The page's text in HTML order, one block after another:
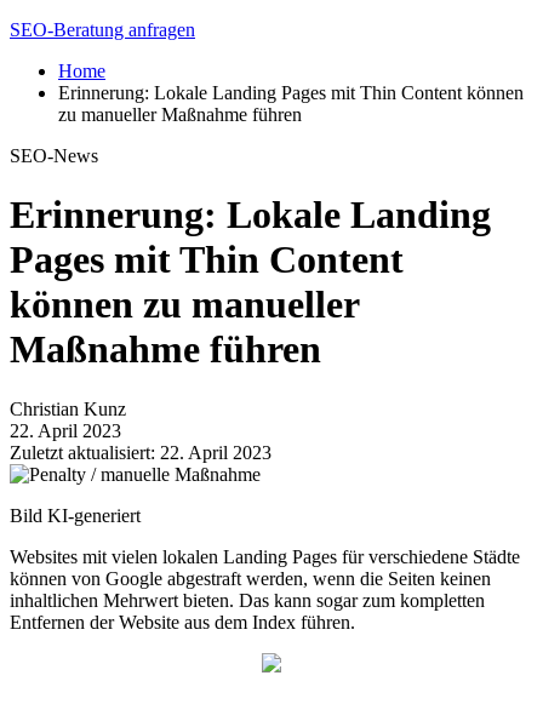
SEO-Beratung anfragen
Home
Erinnerung: Lokale Landing Pages mit Thin Content können
zu manueller Maßnahme führen
SEO-News
Erinnerung: Lokale Landing
Pages mit Thin Content
können zu manueller
Maßnahme führen
Christian Kunz
22. April 2023
Zuletzt aktualisiert: 22. April 2023
Bild KI-generiert
Websites mit vielen lokalen Landing Pages für verschiedene Städte
können von Google abgestraft werden, wenn die Seiten keinen
inhaltlichen Mehrwert bieten. Das kann sogar zum kompletten
Entfernen der Website aus dem Index führen.